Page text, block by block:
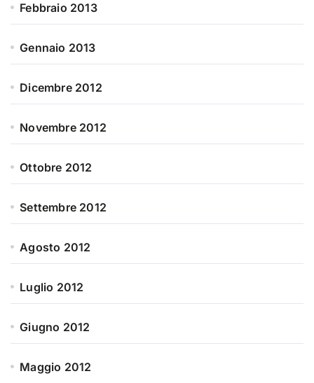
Febbraio 2013
Gennaio 2013
Dicembre 2012
Novembre 2012
Ottobre 2012
Settembre 2012
Agosto 2012
Luglio 2012
Giugno 2012
Maggio 2012